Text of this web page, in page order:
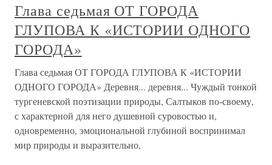
Глава седьмая ОТ ГОРОДА
ГЛУПОВА К «ИСТОРИИ ОДНОГО
ГОРОДА»
Глава седьмая ОТ ГОРОДА ГЛУПОВА К «ИСТОРИИ
ОДНОГО ГОРОДА» Деревня... деревня... Чуждый тонкой
тургеневской поэтизации природы, Салтыков по-своему,
с характерной для него душевной суровостью и,
одновременно, эмоциональной глубиной воспринимал
мир природы и выразительно,